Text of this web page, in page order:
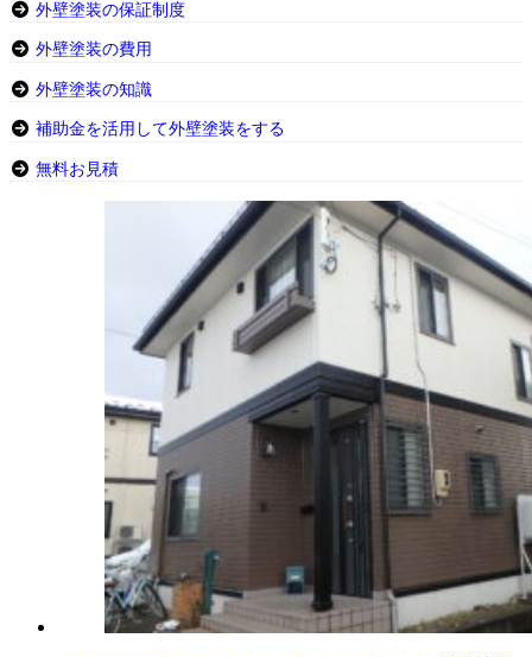
外壁塗装の保証制度
外壁塗装の費用
外壁塗装の知識
補助金を活用して外壁塗装をする
無料お見積